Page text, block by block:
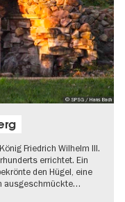
© SPSG / Hans Bach
Friedrich Wilhelm III.
errichtet. Ein
den Hügel, eine
ausgeschmückte…